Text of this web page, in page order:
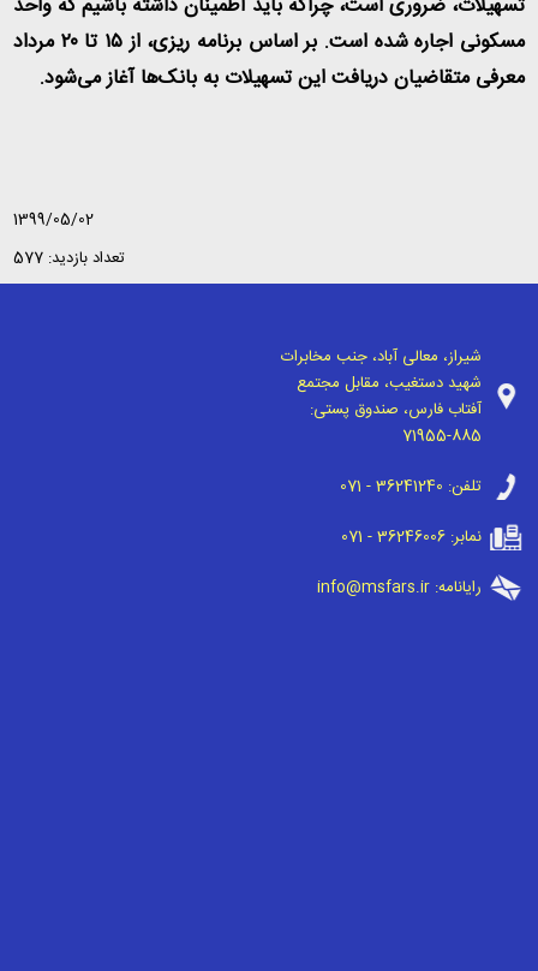
تسهیلات، ضروری است، چراکه باید اطمینان داشته باشیم که واحد
مسکونی اجاره شده است. بر اساس برنامه ریزی، از ۱۵ تا ۲۰ مرداد
معرفی متقاضیان دریافت این تسهیلات به بانک‌ها آغاز می‌شود.
1399/05/02
تعداد بازدید: 577
شیراز، معالی آباد، جنب مخابرات
شهید دستغیب، مقابل مجتمع
آفتاب فارس، صندوق پستی:
71955-885
تلفن: 071 - 36241240
نمابر:071 - 36246006
رایانامه:info@msfars.ir